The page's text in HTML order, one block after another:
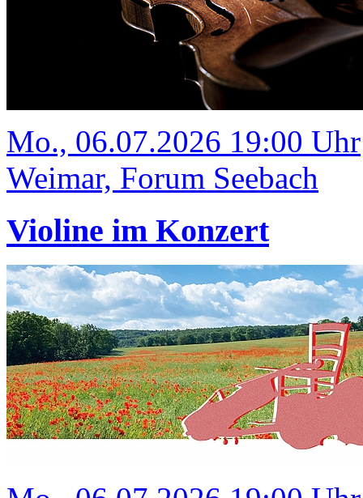
Mo., 06.07.2026 19:00 Uhr
Weimar, Forum Seebach
Violine im Konzert